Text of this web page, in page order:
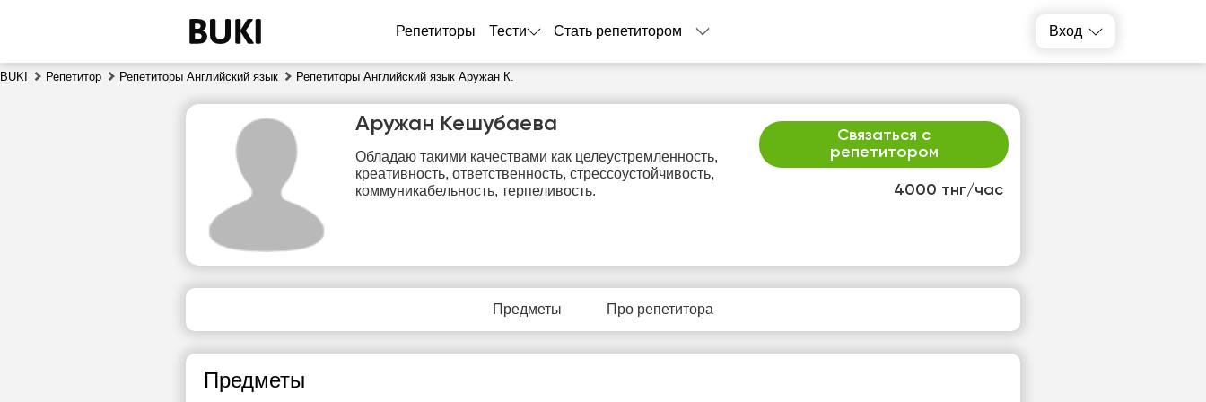
Репетиторы Тести Стать репетитором Вход
BUKI Репетитор Репетиторы Английский язык Репетиторы Английский язык Аружан К.
4000 тнг/час
Связаться с
репетитором
Аружан Кешубаева
Обладаю такими качествами как целеустремленность,
креативность, ответственность, стрессоустойчивость,
коммуникабельность, терпеливость.
Предметы Про репетитора
Предметы
сб
8
9
10
11
12
13
14
свободных
10:30
Нет
свободных
Нет
свободных
Нет
свободных
свободных
свободных